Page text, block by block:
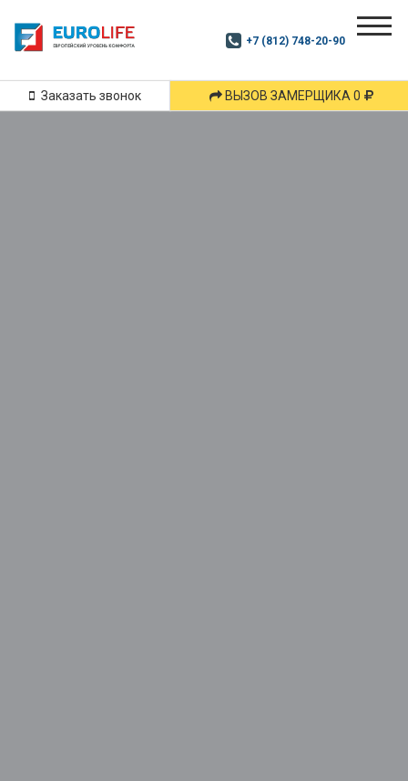
+7 (812) 748-20-90
Заказать звонок ВЫЗОВ ЗАМЕРЩИКА 0
Почитай
подпишись
Дзен